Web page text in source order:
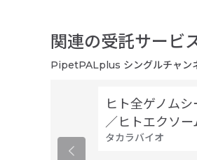
関連の受託サービ
PipetPALplus シングルチャン
ヒト全ゲノムシ
／ヒトエクソー
タカラバイオ